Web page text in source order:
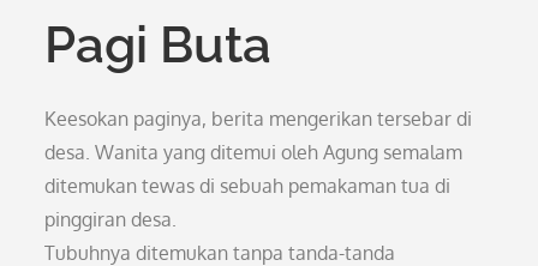
Pagi Buta
Keesokan paginya, berita mengerikan tersebar di
desa. Wanita yang ditemui oleh Agung semalam
ditemukan tewas di sebuah pemakaman tua di
pinggiran desa.
Tubuhnya ditemukan tanpa tanda-tanda